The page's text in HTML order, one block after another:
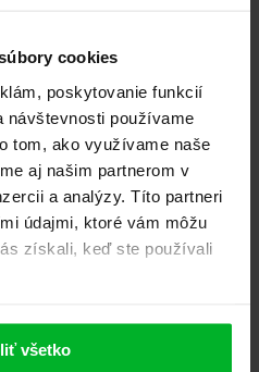
cookies
poskytovanie funkcií
návštevnosti používame
tom, ako využívame naše
aj našim partnerom v
a analýzy. Títo partneri
údajmi, ktoré vám môžu
získali, keď ste používali
všetko